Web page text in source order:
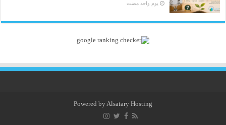
‏يوم واحد مضت
Powered byAlsatary Hosting